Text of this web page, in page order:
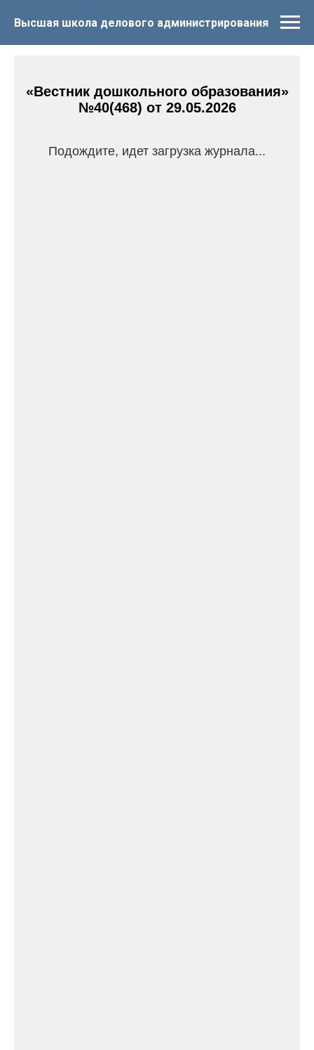
Высшая школа делового администрирования